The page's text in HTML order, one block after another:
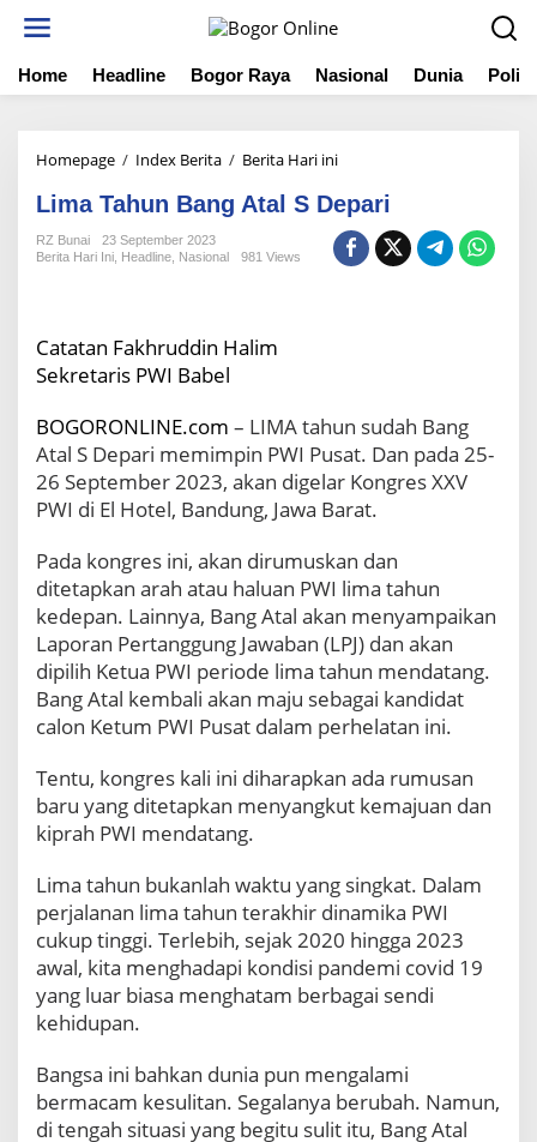
t
Home Headline Bogor Raya Nasional Dunia
Homepage / Index Berita / Berita Hari ini
m
a
a
g
A
t
a
l
D
e
p
a
r
i
Lima Tahun Bang Atal S Depari
RZ Bunai
23 September 2023
Berita Hari Ini Headline Nasional 981 Views
Catatan Fakhruddin Halim
Sekretaris PWI Babel
BOGORONLINE.com – LIMA tahun sudah Bang
Atal S Depari memimpin PWI Pusat. Dan pada 25-
26 September 2023, akan digelar Kongres XXV
PWI di El Hotel, Bandung, Jawa Barat.
Pada kongres ini, akan dirumuskan dan
ditetapkan arah atau haluan PWI lima tahun
kedepan. Lainnya, Bang Atal akan menyampaikan
Laporan Pertanggung Jawaban (LPJ) dan akan
dipilih Ketua PWI periode lima tahun mendatang.
Bang Atal kembali akan maju sebagai kandidat
calon Ketum PWI Pusat dalam perhelatan ini.
Tentu, kongres kali ini diharapkan ada rumusan
baru yang ditetapkan menyangkut kemajuan dan
kiprah PWI mendatang.
Lima tahun bukanlah waktu yang singkat. Dalam
perjalanan lima tahun terakhir dinamika PWI
cukup tinggi. Terlebih, sejak 2020 hingga 2023
awal, kita menghadapi kondisi pandemi covid 19
yang luar biasa menghatam berbagai sendi
kehidupan.
Bangsa ini bahkan dunia pun mengalami
bermacam kesulitan. Segalanya berubah. Namun,
di tengah situasi yang begitu sulit itu, Bang Atal